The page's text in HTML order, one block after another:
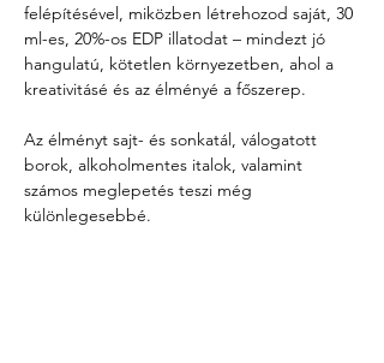
felépítésével, miközben létrehozod saját, 30
ml-es, 20%-os EDP illatodat – mindezt jó
hangulatú, kötetlen környezetben, ahol a
kreativitásé és az élményé a főszerep.
Az élményt sajt- és sonkatál, válogatott
borok, alkoholmentes italok, valamint
számos meglepetés teszi még
különlegesebbé.